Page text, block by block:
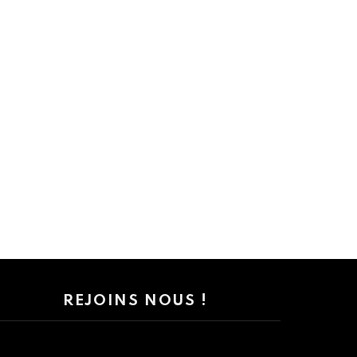
REJOINS NOUS !